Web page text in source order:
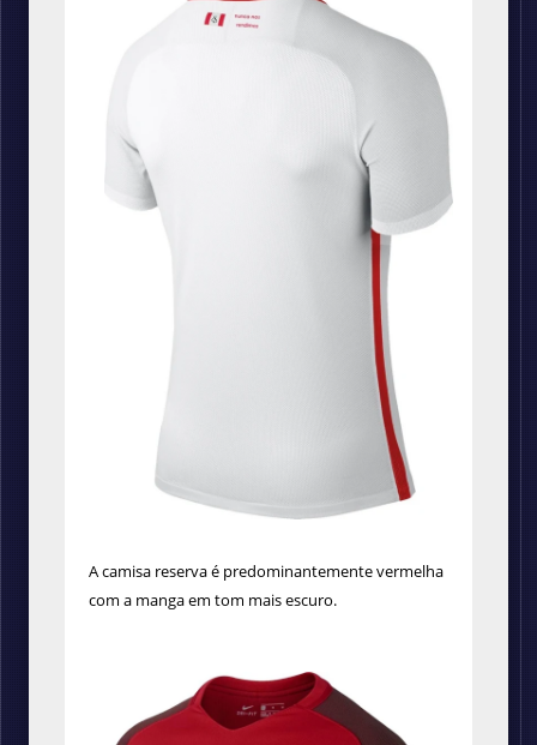
A camisa reserva é predominantemente vermelha
com a manga em tom mais escuro.